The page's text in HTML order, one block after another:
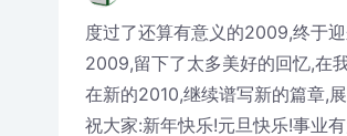
度过了还算有意义的2009,终于
2009,留下了太多美好的回忆,在
在新的2010,继续谱写新的篇章,
祝大家:新年快乐!元旦快乐!事业